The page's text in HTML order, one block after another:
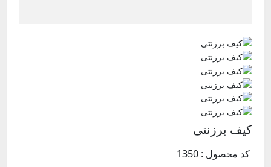
کیف برزنتی
کد محصول : 1350